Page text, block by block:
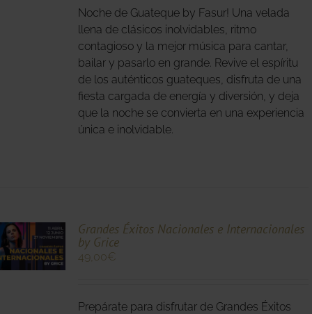
Noche de Guateque by Fasur! Una velada
llena de clásicos inolvidables, ritmo
contagioso y la mejor música para cantar,
bailar y pasarlo en grande. Revive el espíritu
de los auténticos guateques, disfruta de una
fiesta cargada de energía y diversión, y deja
que la noche se convierta en una experiencia
única e inolvidable.
Grandes Éxitos Nacionales e Internacionales
by Grice
49,00€
Prepárate para disfrutar de Grandes Éxitos